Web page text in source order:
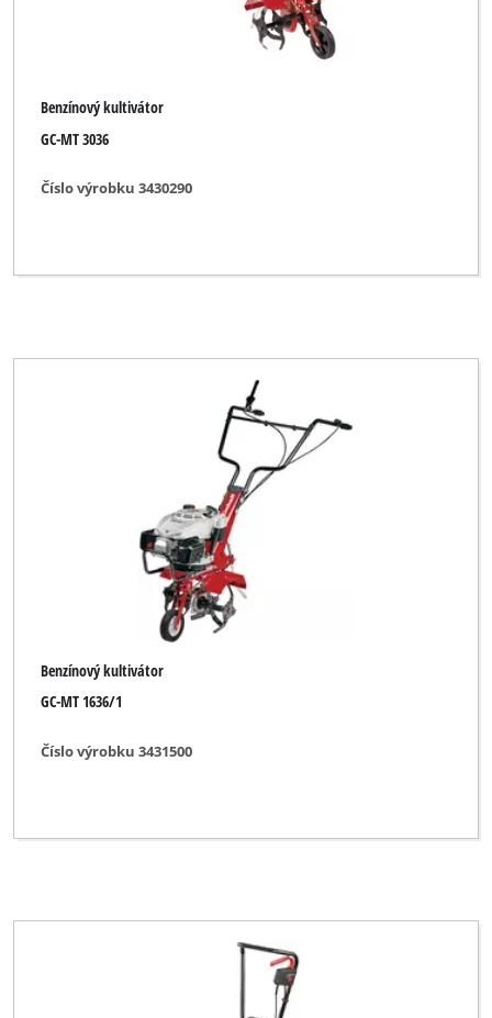
Benzínový kultivátor
GC-MT 3036
Číslo výrobku 3430290
Benzínový kultivátor
GC-MT 1636/1
Číslo výrobku 3431500